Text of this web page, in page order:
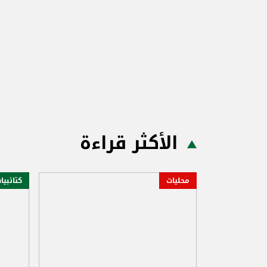
الأكثر قراءة
محليات